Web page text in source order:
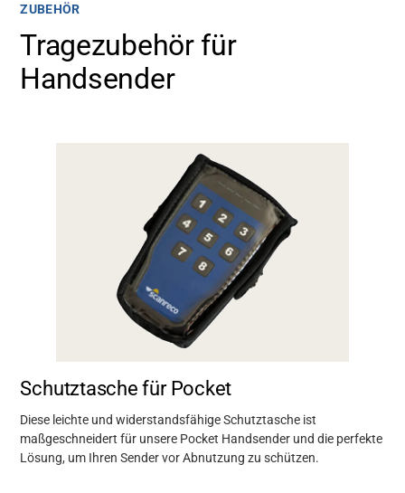
ZUBEHÖR
Tragezubehör für
Handsender
Schutztasche für Pocket
Diese leichte und widerstandsfähige Schutztasche ist
maßgeschneidert für unsere Pocket Handsender und die perfekte
Lösung, um Ihren Sender vor Abnutzung zu schützen.